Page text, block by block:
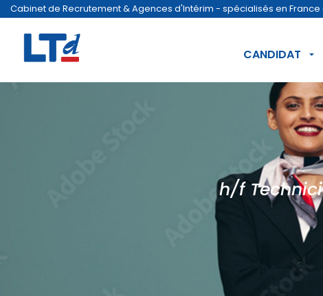
Cabinet de Recrutement & Agences d'Intérim - spécialisés en
CANDIDAT
h/f